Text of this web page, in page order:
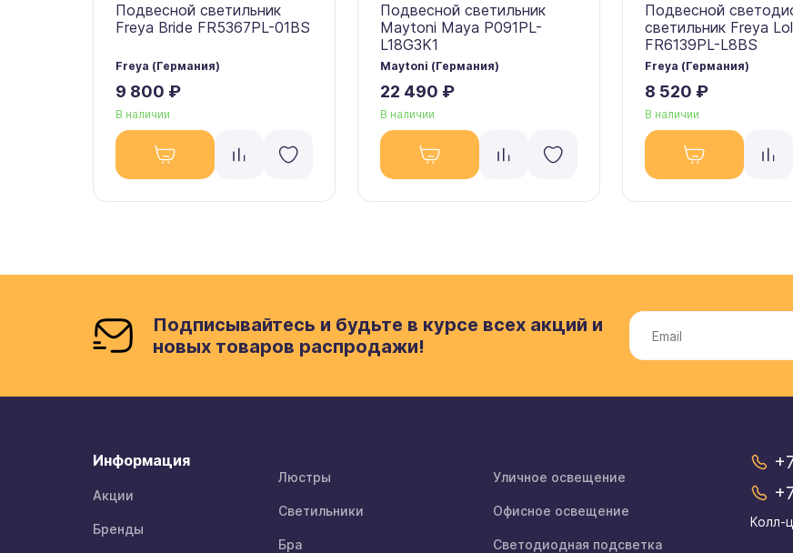
Подвесной светильник
Freya Bride FR5367PL-01BS
Freya (Германия)
9 800 ₽
В наличии
Подвесной светильник
Maytoni Maya P091PL-
L18G3K1
Maytoni (Германия)
22 490 ₽
В наличии
Подвесной
светильник Freya
FR6139PL-L8BS
Freya (Германия)
8 520 ₽
В наличии
Подписывайтесь и будьте в курсе всех акций и
новых товаров распродажи!
Информация
Акции
Бренды
Люстры
Светильники
Бра
Уличное освещение
Офисное освещение
Светодиодная подсветка
Колл-